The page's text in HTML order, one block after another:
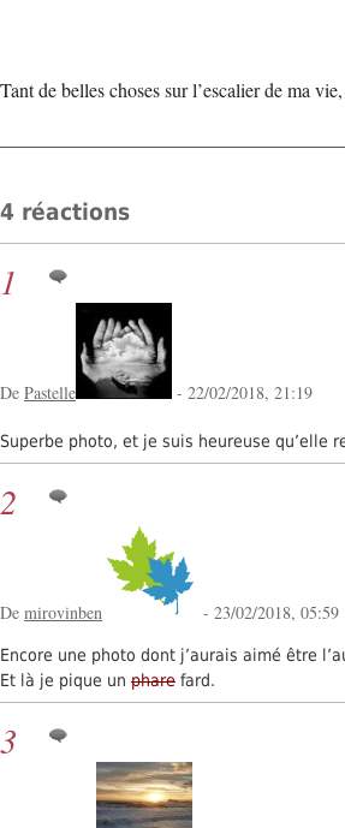
Tant de belles choses sur l’escalier de ma
4 réactions
1
De Pastelle - 22/02/2018, 21:19
Superbe photo, et je suis heureuse qu’elle
2
De mirovinben - 23/02/2018, 05:59
Encore une photo dont j’aurais aimé être
Et là je pique un phare fard.
3